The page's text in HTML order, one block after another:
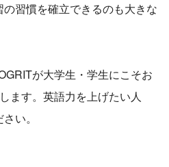
習慣を確立できるのも大きな
が大学生・学生にこそお
ます。英語力を上げたい人
い。